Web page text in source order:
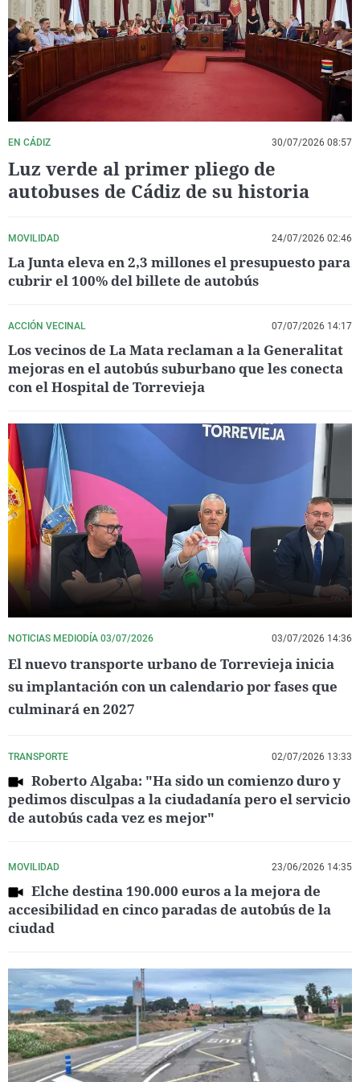
La rosa de los vientos
Gente viajera
Como el perro y el
Caso
Retornados
Equipo de
Operación Viuda
Extremadura
Galicia
La Rioja
País Vasco
Virales
Televisión
Elecciones
EN CÁDIZ 30/07/2026 08:57
Luz verde al primer pliego de
autobuses de Cádiz de su historia
MOVILIDAD 24/07/2026 02:46
La Junta eleva en 2,3 millones el presupuesto para
cubrir el 100% del billete de autobús
ACCIÓN VECINAL 07/07/2026 14:17
Los vecinos de La Mata reclaman a la Generalitat
mejoras en el autobús suburbano que les conecta
con el Hospital de Torrevieja
NOTICIAS MEDIODÍA 03/07/2026 03/07/2026 14:36
El nuevo transporte urbano de Torrevieja inicia
su implantación con un calendario por fases que
culminará en 2027
TRANSPORTE 02/07/2026 13:33
Roberto Algaba: "Ha sido un comienzo duro y
pedimos disculpas a la ciudadanía pero el servicio
de autobús cada vez es mejor"
MOVILIDAD 23/06/2026 14:35
Elche destina 190.000 euros a la mejora de
accesibilidad en cinco paradas de autobús de la
ciudad